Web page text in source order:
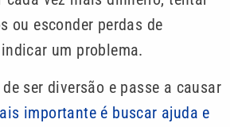
ou esconder perdas de
um problema.
ser diversão e passe a causar
importante é buscar ajuda e